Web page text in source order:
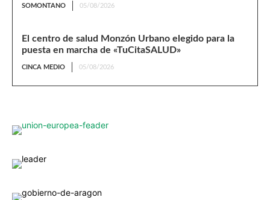
SOMONTANO 05/08/2026
El centro de salud Monzón Urbano elegido para la
puesta en marcha de «TuCitaSALUD»
CINCA MEDIO 05/08/2026